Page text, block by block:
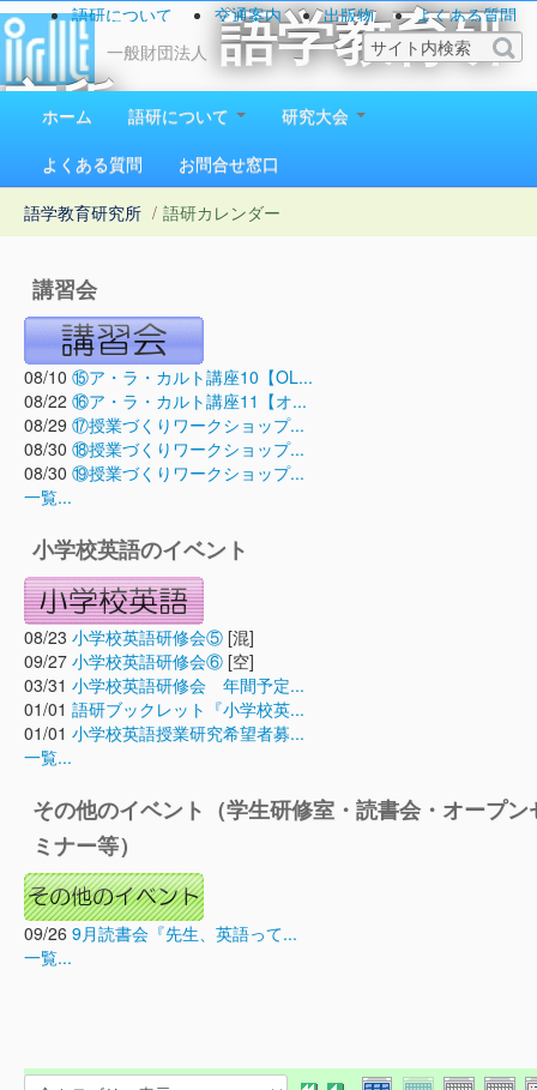
一般財団法人
語学教育研
究所
1923（大正12）年創立
語研について 交通案内 出版物
よくある質問
お問い合わせ
ホーム 語研について
研究大会
よくある質問
お問合せ窓口
語学教育研究所 / 語研カレンダー
講習会
08/10 ⑮ア・ラ・カルト講座10【OL...
08/22 ⑯ア・ラ・カルト講座11【オ...
08/29 ⑰授業づくりワークショップ...
08/30 ⑱授業づくりワークショップ...
08/30 ⑲授業づくりワークショップ...
一覧...
小学校英語のイベント
08/23 小学校英語研修会⑤ [混]
09/27 小学校英語研修会⑥ [空]
03/31 小学校英語研修会 年間予定...
01/01 語研ブックレット『小学校英...
01/01 小学校英語授業研究希望者募...
一覧...
その他のイベント（学生研修室・読書会・オープン
ミナー等）
09/26 9月読書会『先生、英語って...
一覧...